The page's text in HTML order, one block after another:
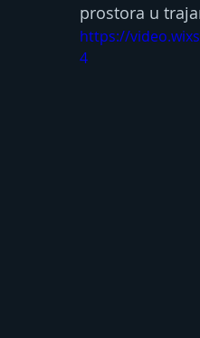
prostora u
https://
4